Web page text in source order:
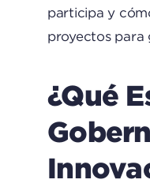
participa y
proyectos para
¿Qué